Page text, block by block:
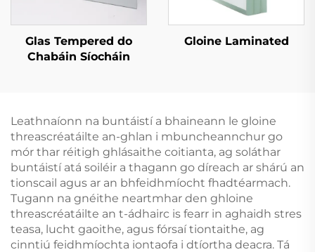
Glas Tempered do
Chabáin Síocháin
Gloine Laminated
Leathnaíonn na buntáistí a bhaineann le gloine
threascréatáilte an-ghlan i mbuncheannchur go
mór thar réitigh ghlásaithe coitianta, ag soláthar
buntáistí atá soiléir a thagann go díreach ar shárú an
tionscail agus ar an bhfeidhmíocht fhadtéarmach.
Tugann na gnéithe neartmhar den ghloine
threascréatáilte an t-ádhairc is fearr in aghaidh stres
teasa, lucht gaoithe, agus fórsaí tiontaithe, ag
cinntiú feidhmíochta iontaofa i dtíortha deacra. Tá